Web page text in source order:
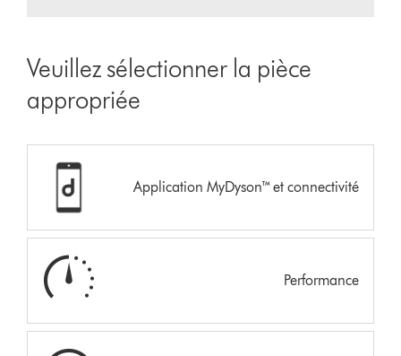
Veuillez sélectionner la pièce
appropriée
Application MyDyson™ et connectivité
Performance